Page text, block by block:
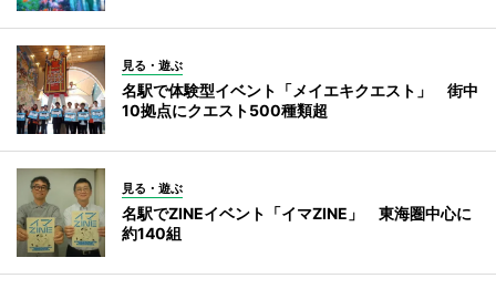
見る・遊ぶ
名駅で体験型イベント「メイエキクエスト」 街中
10拠点にクエスト500種類超
見る・遊ぶ
名駅でZINEイベント「イマZINE」 東海圏中心に
約140組